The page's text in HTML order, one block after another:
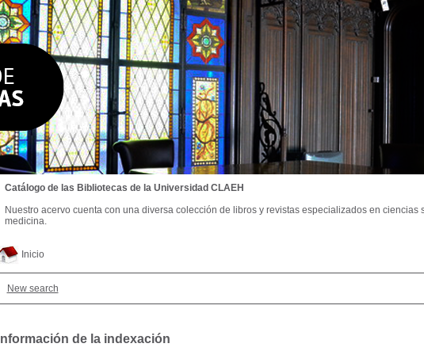
Inicio
New search
Información de la indexación
Catálogo de las Bibliotecas de la Universidad CLAEH
Nuestro acervo cuenta con una diversa colección de libros y revistas especializados en ciencias
medicina.